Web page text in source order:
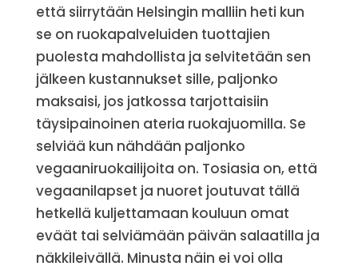
että siirrytään Helsingin malliin heti kun
se on ruokapalveluiden tuottajien
puolesta mahdollista ja selvitetään sen
jälkeen kustannukset sille, paljonko
maksaisi, jos jatkossa tarjottaisiin
täysipainoinen ateria ruokajuomilla. Se
selviää kun nähdään paljonko
vegaaniruokailijoita on. Tosiasia on, että
vegaanilapset ja nuoret joutuvat tällä
hetkellä kuljettamaan kouluun omat
eväät tai selviämään päivän salaatilla ja
näkkileivällä. Minusta näin ei voi olla